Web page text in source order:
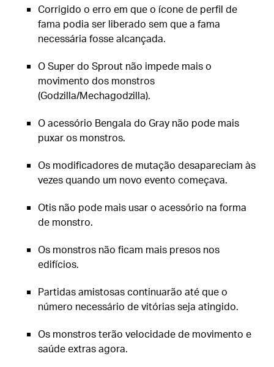
Corrigido o erro em que o ícone de perfil de
fama podia ser liberado sem que a fama
necessária fosse alcançada.
O Super do Sprout não impede mais o
movimento dos monstros
(Godzilla/Mechagodzilla).
O acessório Bengala do Gray não pode mais
puxar os monstros.
Os modificadores de mutação desapareciam às
vezes quando um novo evento começava.
Otis não pode mais usar o acessório na forma
de monstro.
Os monstros não ficam mais presos nos
edifícios.
Partidas amistosas continuarão até que o
número necessário de vitórias seja atingido.
Os monstros terão velocidade de movimento e
saúde extras agora.